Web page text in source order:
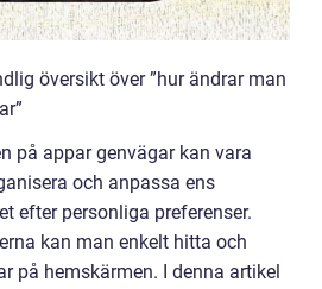
översikt över ”hur ändrar man
på appar genvägar kan vara
och anpassa ens
efter personliga preferenser.
kan man enkelt hitta och
på hemskärmen. I denna artikel